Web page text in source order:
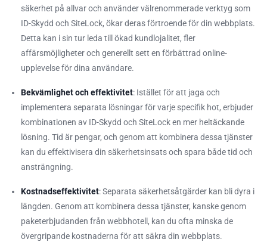
säkerhet på allvar och använder välrenommerade verktyg som
ID-Skydd och SiteLock, ökar deras förtroende för din webbplats.
Detta kan i sin tur leda till ökad kundlojalitet, fler
affärsmöjligheter och generellt sett en förbättrad online-
upplevelse för dina användare.
Bekvämlighet och effektivitet: Istället för att jaga och
implementera separata lösningar för varje specifik hot, erbjuder
kombinationen av ID-Skydd och SiteLock en mer heltäckande
lösning. Tid är pengar, och genom att kombinera dessa tjänster
kan du effektivisera din säkerhetsinsats och spara både tid och
ansträngning.
Kostnadseffektivitet: Separata säkerhetsåtgärder kan bli dyra i
längden. Genom att kombinera dessa tjänster, kanske genom
paketerbjudanden från webbhotell, kan du ofta minska de
övergripande kostnaderna för att säkra din webbplats.